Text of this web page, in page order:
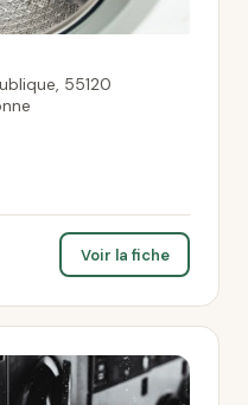
55120
Voir la fiche